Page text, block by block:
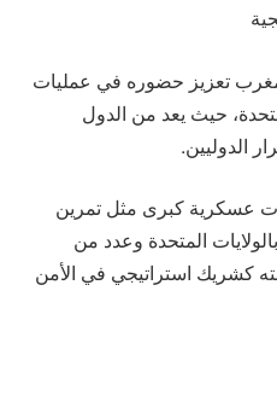
تعزيز حضوره في عمليات
حيث يعد من الدول
الدوليين.
عسكرية كبرى مثل تمرين
المتحدة وعدد من
كشريك استراتيجي في الأمن